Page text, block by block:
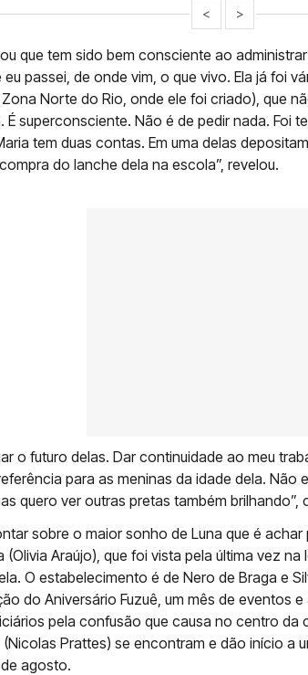
< >
que tem sido bem consciente ao
passei, de onde vim, o que vivo. Ela já foi
Norte do Rio, onde ele foi criado), que
É superconsciente. Não é de pedir nada. Foi
tem duas contas. Em uma delas
do lanche dela na escola”, revelou.
o futuro delas. Dar continuidade ao meu
para as meninas da idade dela. Não
quero ver outras pretas também brilhando”,
sobre o maior sonho de Luna que é
(Olivia Araújo), que foi vista pela última vez
O estabelecimento é de Nero de Braga e
do Aniversário Fuzuê, um mês de eventos
pela confusão que causa no centro da
(Nicolas Prattes) se encontram e dão início a
agosto.